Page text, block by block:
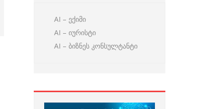
AI – ექიმი
AI – იურისტი
AI – ბიზნეს კონსულტანტი